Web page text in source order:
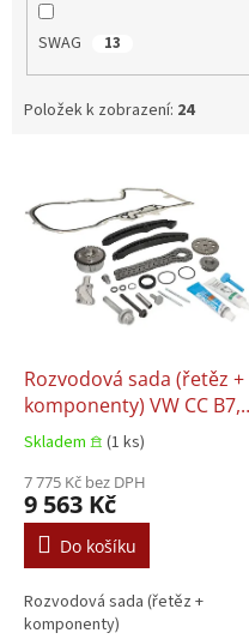
SWAG 13
Položek k zobrazení: 24
ů
Rozvodová sada (řetěz +
komponenty) VW CC B7,
Volkswagen EOS,
Volkswagen GOLF PLUS V,
Volkswagen GOLF V,
Volkswagen JETTA III,
Volkswagen PASSAT B6
1.4/1.4ALK/1.4CNG
11.2005–07.2018
Skladem 𖠿 (1 ks)
7 775 Kč bez DPH
9 563 Kč
Do košíku
Rozvodová sada (řetěz +
komponenty)